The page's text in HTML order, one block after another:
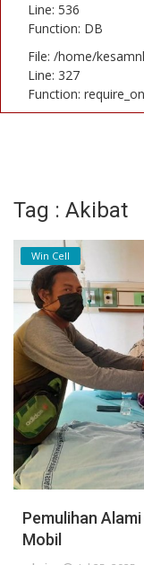
Line: 536
Function: DB
File: /home/
Line: 327
Function:
Contact
Login
Register
Tag : Akibat
Win Cell
Pemulihan
Mobil